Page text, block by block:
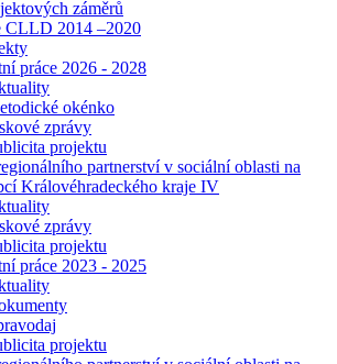
záměrů
CLLD 2014 –2020
práce 2026 - 2028
okénko
zprávy
projektu
partnerství v sociální oblasti na
Královéhradeckého kraje IV
zprávy
projektu
práce 2023 - 2025
projektu